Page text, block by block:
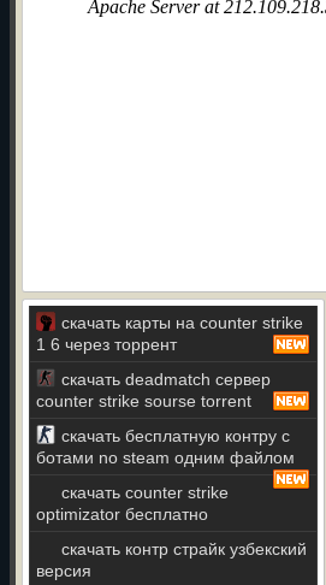
скачать карты на counter strike
1 6 через торрент
скачать deadmatch сервер
counter strike sourse torrent
скачать бесплатную контру с
ботами no steam одним файлом
скачать counter strike
optimizator бесплатно
скачать контр страйк узбекский
версия